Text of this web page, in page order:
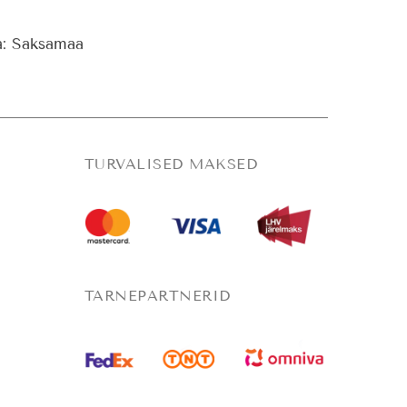
Saksamaa
TURVALISED MAKSED
TARNEPARTNERID